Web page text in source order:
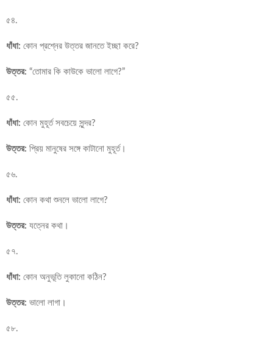
৫৪.
ধাঁধা: কোন প্রশ্নের উত্তর জানতে ইচ্ছা করে?
উত্তর: “তোমার কি কাউকে ভালো লাগে?”
৫৫.
ধাঁধা: কোন মুহূর্ত সবচেয়ে সুন্দর?
উত্তর: প্রিয় মানুষের সঙ্গে কাটানো মুহূর্ত।
৫৬.
ধাঁধা: কোন কথা শুনলে ভালো লাগে?
উত্তর: যত্নের কথা।
৫৭.
ধাঁধা: কোন অনুভূতি লুকানো কঠিন?
উত্তর: ভালো লাগা।
৫৮.